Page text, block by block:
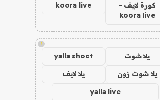
كورة لايف -
koora live
koora live
!
يلا شوت yalla shoot
يلا شوت زون يلا لايف
yalla live